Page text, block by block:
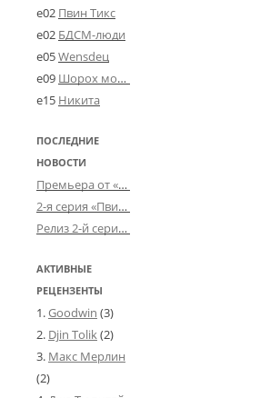
Т
е
у
р
М
с
а
в
)
e02 Пвин Тикс
e02 БДСМ-люди
e05Wensdeц
e09 Шорох мозговины
e15 Никита
ПОСЛЕДНИЕ
НОВОСТИ
Премьера от «Усталого королевства»: «Игорь начал»
2-я серия «Пвин Тикса» от 2-D
Релиз 2-й серии «БДСМ-людей» от «Аркада Фильм»
АКТИВНЫЕ
РЕЦЕНЗЕНТЫ
Goodwin (3)
Djin Tolik(2)
Макс Мерлин
(2)